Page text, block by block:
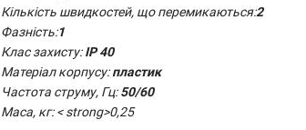
Кількість швидкостей, що перемикаються:2
Фазність:1
Клас захисту:IP 40
Матеріал корпусу:пластик
Частота струму, Гц:50/60
Маса, кг: < strong>0,25